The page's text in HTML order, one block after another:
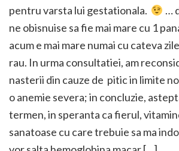
pentru varsta lui gestationala.
…
ne obisnuise sa fie mai mare cu 1
acum e mai mare numai cu cateva
rau. In urma consultatiei, am
nasterii din cauze de pitic in limite
o anemie severa; in concluzie,
termen, in speranta ca fierul,
sanatoase cu care trebuie sa ma